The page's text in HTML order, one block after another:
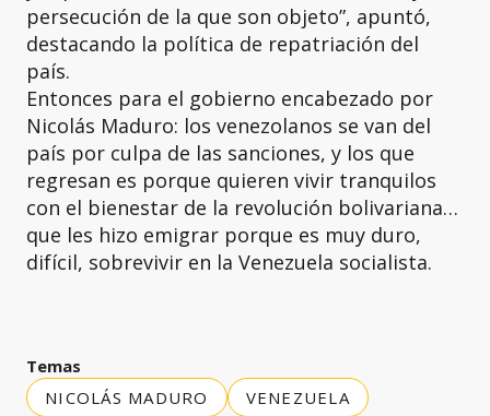
persecución de la que son objeto”, apuntó,
destacando la política de repatriación del
país.
Entonces para el gobierno encabezado por
Nicolás Maduro: los venezolanos se van del
país por culpa de las sanciones, y los que
regresan es porque quieren vivir tranquilos
con el bienestar de la revolución bolivariana…
que les hizo emigrar porque es muy duro,
difícil, sobrevivir en la Venezuela socialista.
Temas
NICOLÁS MADURO
VENEZUELA